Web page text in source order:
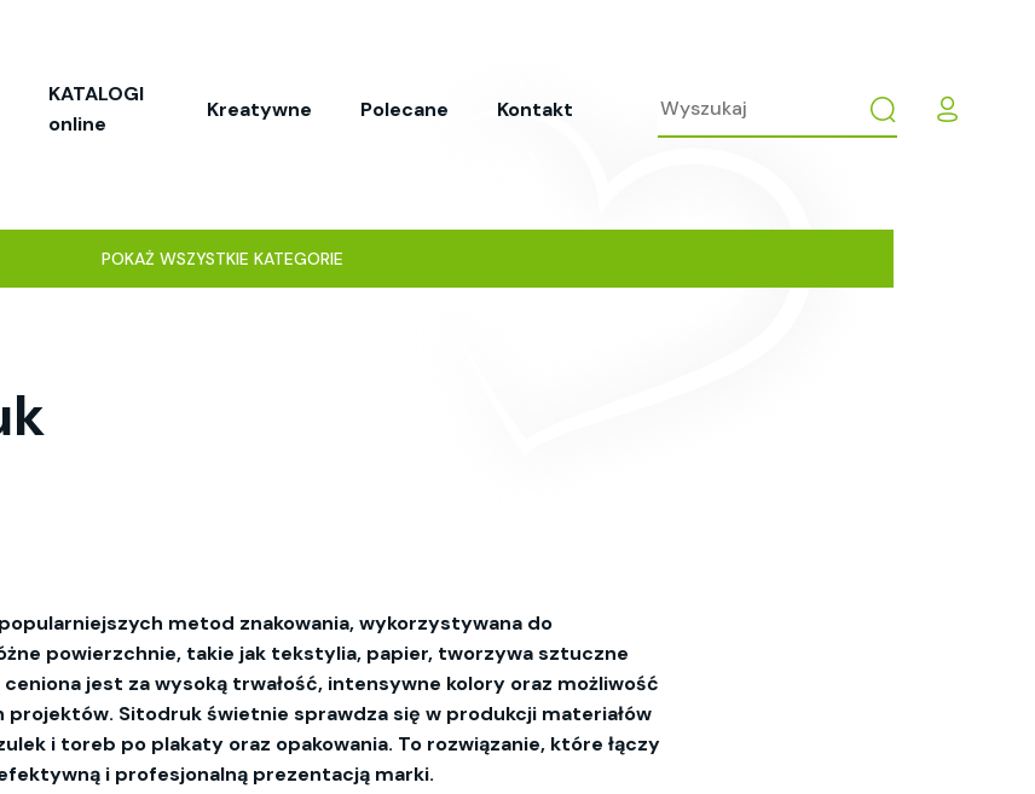
KATALOGI
online
Kreatywne Polecane Kontakt
POKAŻ WSZYSTKIE KATEGORIE
metod znakowania, wykorzystywana do
powierzchnie, takie jak tekstylia, papier, tworzywa sztuczne
jest za wysoką trwałość, intensywne kolory oraz możliwość
projektów. Sitodruk świetnie sprawdza się w produkcji materiałów
i toreb po plakaty oraz opakowania. To rozwiązanie, które łączy
i profesjonalną prezentacją marki.